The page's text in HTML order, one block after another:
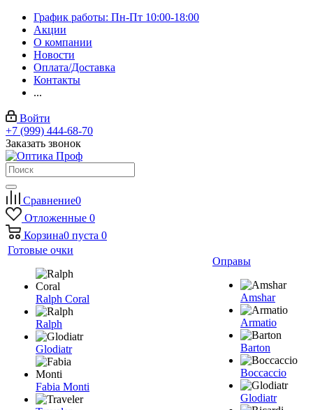
График работы: Пн-Пт 10:00-18:00
Акции
О компании
Новости
Оплата/Доставка
Контакты
...
Войти
+7 (999) 444-68-70
Заказать звонок
Сравнение0
Отложенные 0
Корзина0 пуста 0
Готовые очки
Ralph Coral
Ralph
Glodiatr
Fabia Monti
Оправы
Amshar
Armatio
Barton
Boccaccio
Glodiatr